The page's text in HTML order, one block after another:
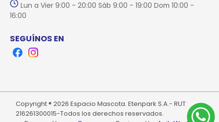
Lun a Vier 9:00 - 20:00 Sáb 9:00 - 19:00 Dom 10:00 -
16:00
SEGUÍNOS EN
FacebookInstagram
Copyright ® 2026 Espacio Mascota. Etenpark S.A.- RUT
216261300015-Todos los derechos reservados.